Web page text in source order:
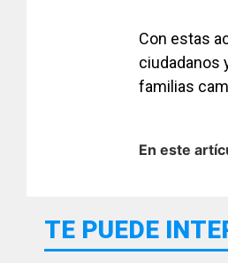
Con estas
ciudadanos
familias
En este
TE PUEDE